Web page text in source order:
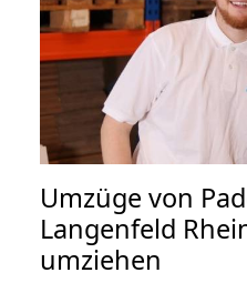
Umzüge von
Langenfeld
umziehen